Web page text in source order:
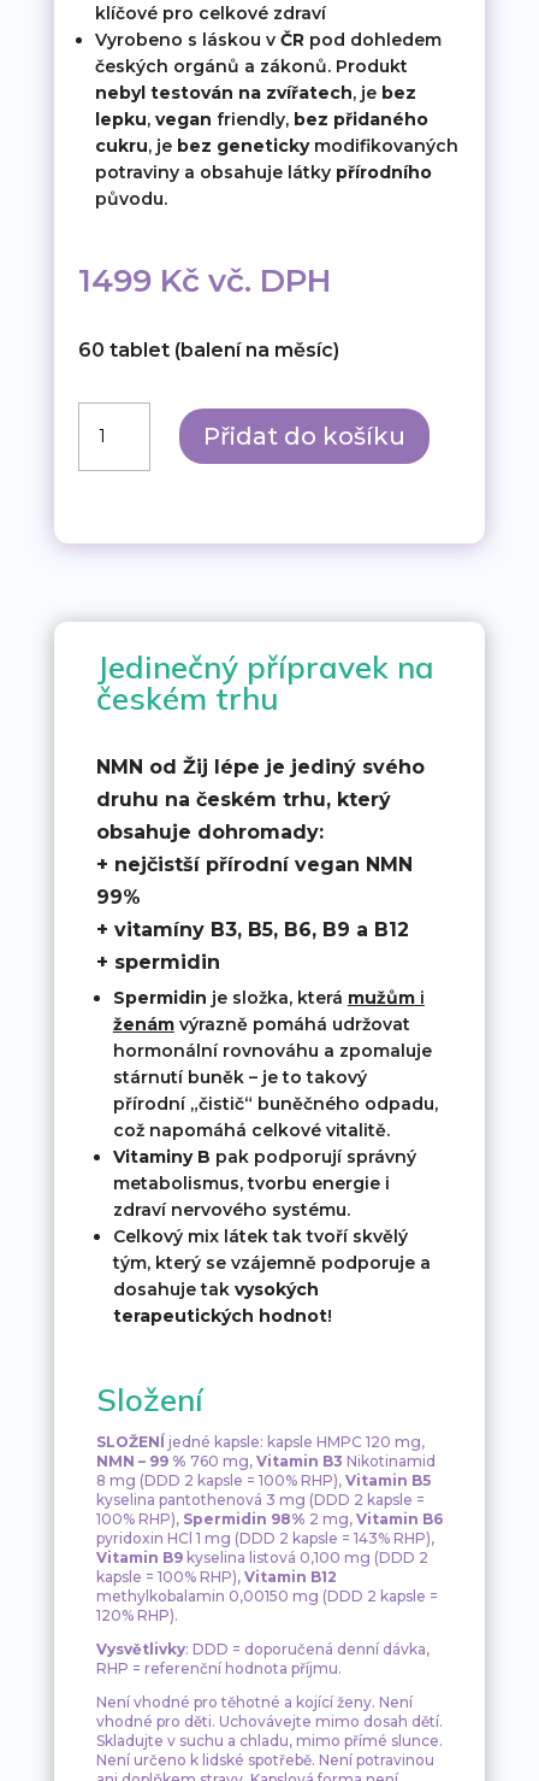
klíčové pro celkové zdraví
Vyrobeno s láskou v ČRpod dohledem
českých orgánů a zákonů. Produkt
nebyl testován na zvířatech, je bez
lepku, vegan friendly, bez přidaného
cukru, je bez genetickymodifikovaných
potraviny a obsahuje látky přírodního
původu.
1499 Kč vč. DPH
60 tablet (balení na měsíc)
lépe.
%
Přidat do košíku
Jedinečný přípravek na
českém trhu
NMN od Žij lépe je jediný svého
druhu na českém trhu, který
obsahuje dohromady:
+ nejčistší přírodní vegan NMN
99%
+ vitamíny B3, B5, B6, B9 a B12
+ spermidin
Spermidin je složka, která mužůmi
ženámvýrazně pomáhá udržovat
hormonální rovnováhu a zpomaluje
stárnutí buněk – je to takový
přírodní „čistič“ buněčného odpadu,
což napomáhá celkové vitalitě.
Vitaminy B pak podporují správný
metabolismus, tvorbu energie i
zdraví nervového systému.
Celkový mix látek taktvoří skvělý
tým, který se vzájemně podporuje a
dosahuje tak vysokých
terapeutických hodnot!
Složení
SLOŽENÍ jedné kapsle: kapsle HMPC 120 mg,
NMN – 99 % 760 mg, Vitamin B3 Nikotinamid
8 mg (DDD 2 kapsle = 100% RHP), Vitamin B5
kyselina pantothenová 3 mg (DDD 2 kapsle =
100% RHP), Spermidin 98% 2 mg, Vitamin B6
pyridoxin HCl 1 mg (DDD 2 kapsle = 143% RHP),
Vitamin B9kyselina listová 0,100 mg (DDD 2
kapsle = 100% RHP), Vitamin B12
methylkobalamin 0,00150 mg (DDD 2 kapsle =
120% RHP).
Vysvětlivky: DDD = doporučená denní dávka,
RHP = referenční hodnota příjmu.
Není vhodné pro těhotné a kojící ženy. Není
vhodné pro děti. Uchovávejte mimo dosah dětí.
Skladujte v suchu a chladu, mimo přímé slunce.
Není určeno k lidské spotřebě. Není potravinou